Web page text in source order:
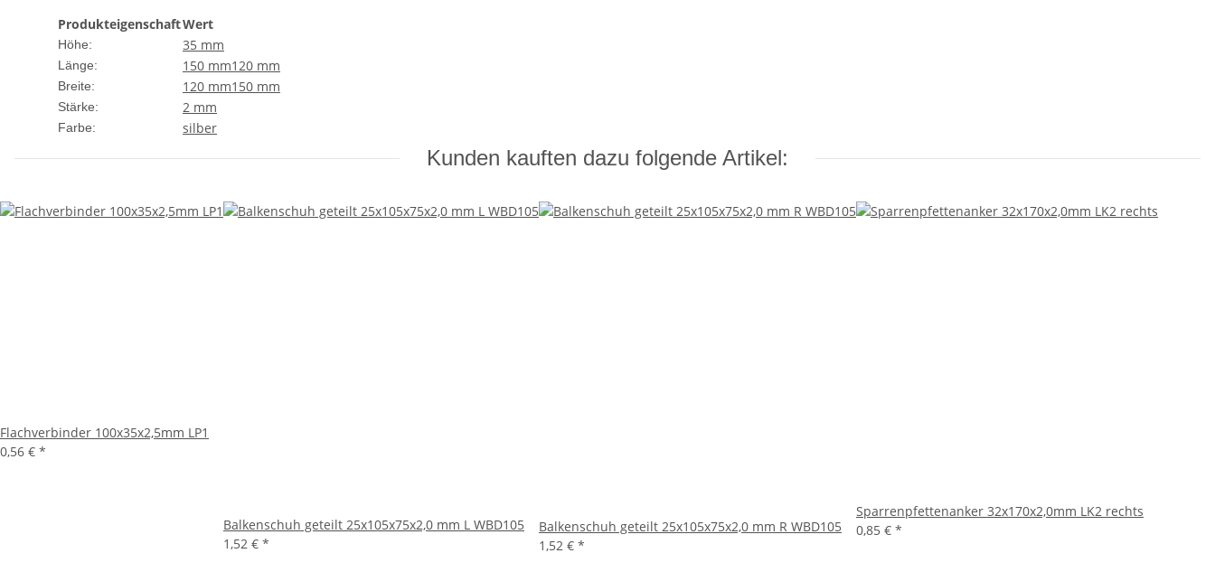
ProdukteigenschaftWert
Höhe: 35 mm
Länge: 150 mm120 mm
Breite: 120 mm150 mm
Stärke: 2 mm
Farbe: silber
Kunden kauften dazu folgende Artikel:
Flachverbinder 100x35x2,5mm LP1
0,56 € *
Balkenschuh geteilt 25x105x75x2,0 mm L WBD105
1,52 € *
Balkenschuh geteilt 25x105x75x2,0 mm R WBD105
1,52 € *
Sparrenpfettenanker 32x170x2,0mm LK2 rechts
0,85 € *